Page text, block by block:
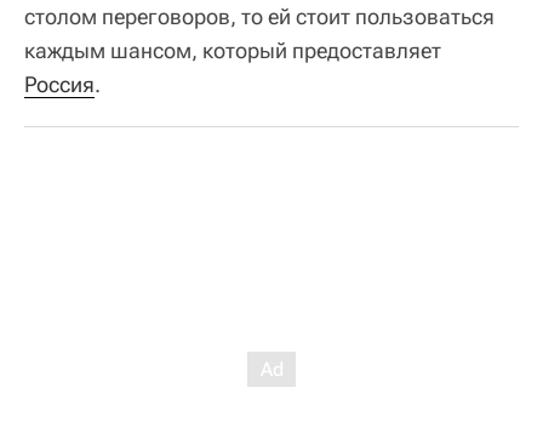
столом переговоров, то ей стоит пользоваться
каждым шансом, который предоставляет
Россия.